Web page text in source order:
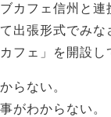
カフェ信州と連
出張形式でみな
フェ」を開設し
らない。
がわからない。